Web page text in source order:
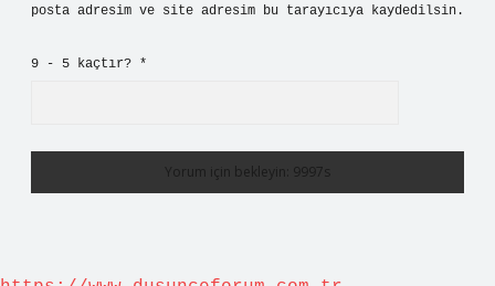
posta adresim ve site adresim bu tarayıcıya kaydedilsin.
9 - 5 kaçtır? *